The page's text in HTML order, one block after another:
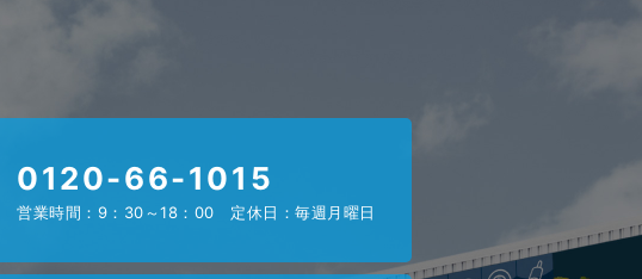
0120-66-1015
営業時間：9：30～18：00 定休日：毎週月曜日